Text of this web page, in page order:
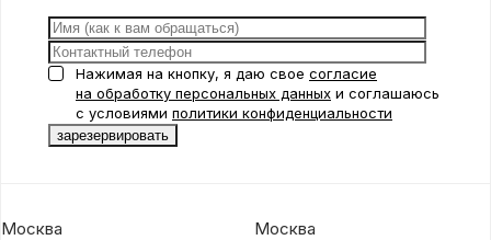
Нажимая на кнопку, я даю свое согласие
на обработку персональных данных и соглашаюсь
с условиями политики конфиденциальности
Москва
Москва